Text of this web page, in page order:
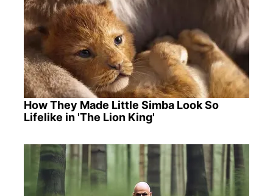
How They Made Little Simba Look So
Lifelike in 'The Lion King'